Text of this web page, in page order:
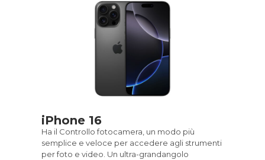
iPhone 16
Ha il Controllo fotocamera, un modo più
semplice e veloce per accedere agli strumenti
per foto e video. Un ultra-grandangolo